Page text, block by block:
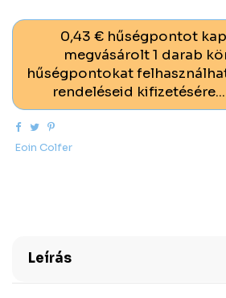
0,43 € hűségpontot
megvásárolt 1 darab
hűségpontokat
rendeléseid kifizetésére...
Eoin Colfer
Leírás